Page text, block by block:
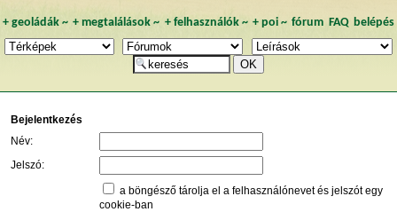
+ geoládák~ +megtalálások ~ + felhasználók~ + poi~ fórum FAQ belépés
Bejelentkezés
Név:
Jelszó:
a böngésző tárolja el a felhasználónevet és jelszót egy
cookie-ban